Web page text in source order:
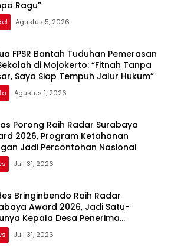
Ragu”
Agustus 5, 2026
FPSR Bantah Tuduhan Pemerasan
di Mojokerto: “Fitnah Tanpa
Saya Siap Tempuh Jalur Hukum”
Agustus 1, 2026
Porong Raih Radar Surabaya
2026, Program Ketahanan
Jadi Percontohan Nasional
Juli 31, 2026
Bringinbendo Raih Radar
Award 2026, Jadi Satu-
Kepala Desa Penerima
Juli 31, 2026